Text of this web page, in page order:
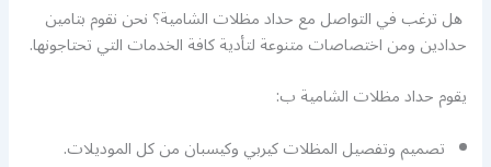
هل ترغب في التواصل مع حداد مظلات الشامية؟ نحن نقوم بتامين
حدادين ومن اختصاصات متنوعة لتأدية كافة الخدمات التي تحتاجونها.
يقوم حداد مظلات الشامية ب:
تصميم وتفصيل المظلات كيربي وكيسبان من كل الموديلات.